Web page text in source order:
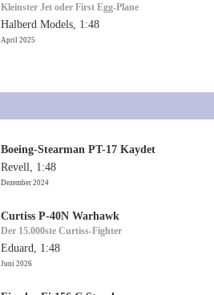
Kleinster Jet oder First Egg-Plane
Halberd Models, 1:48
April 2025
Boeing-Stearman PT-17 Kaydet
Revell, 1:48
Dezember 2024
Curtiss P-40N Warhawk
Der 15.000ste Curtiss-Fighter
Eduard, 1:48
Juni 2026